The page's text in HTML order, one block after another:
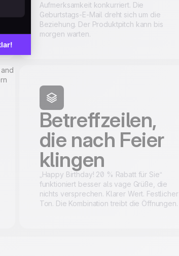
Aufmerksamkeit konkurriert. Die
Geburtstags-E-Mail dreht sich um die
Beziehung. Der Produktpitch kann bis
morgen warten.
Betreffzeilen,
die nach Feier
klingen
„Happy Birthday! 20 % Rabatt für Sie“
funktioniert besser als vage Grüße, die
nichts versprechen. Klarer Wert. Festlicher
Ton. Die Kombination treibt die Öffnungen.